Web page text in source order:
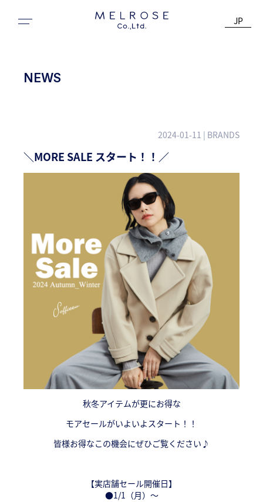
JP
NEWS
2024-01-11 | BRANDS
＼MORE SALE スタート！！／
秋冬アイテムが更にお得な
モアセールがいよいよスタート！！
皆様お得なこの機会にぜひご覧ください♪
【実店舗セール開催日】
●1/1（月）～